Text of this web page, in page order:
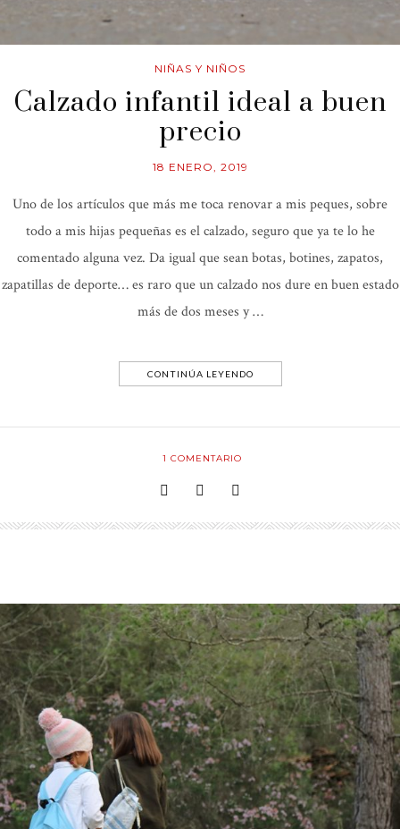
NIÑAS Y NIÑOS
Calzado infantil ideal a buen
precio
18 ENERO, 2019
Uno de los artículos que más me toca renovar a mis peques, sobre
todo a mis hijas pequeñas es el calzado, seguro que ya te lo he
comentado alguna vez. Da igual que sean botas, botines, zapatos,
zapatillas de deporte… es raro que un calzado nos dure en buen estado
más de dos meses y …
CONTINÚA LEYENDO
1 COMENTARIO